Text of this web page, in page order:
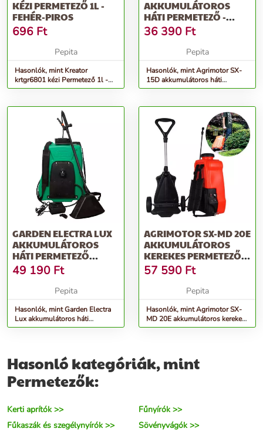
KÉZI PERMETEZŐ 1L -
FEHÉR-PIROS
696 Ft
Pepita
Hasonlók, mint Kreator
krtgr6801 kézi Permetező 1l -
fehér-piros
AKKUMULÁTOROS
HÁTI PERMETEZŐ -
NARANCSSÁRGA
36 390 Ft
Pepita
Hasonlók, mint Agrimotor SX-
15D akkumulátoros háti
Permetező - narancssárga
GARDEN ELECTRA LUX
AKKUMULÁTOROS
HÁTI PERMETEZŐ
TANÚSÍTÓ MATRICÁV...
49 190 Ft
Pepita
Hasonlók, mint Garden Electra
Lux akkumulátoros háti
Permetező tanúsító matricáv...
AGRIMOTOR SX-MD 20E
AKKUMULÁTOROS
KEREKES PERMETEZŐ -
NARANCSSÁRGA
57 590 Ft
Pepita
Hasonlók, mint Agrimotor SX-
MD 20E akkumulátoros kerekes
Permetező - narancssárga
Hasonló kategóriák, mint
Permetezők:
Kerti aprítók >>
Fűnyírók >>
Fűkaszák és szegélynyírók >>
Sövényvágók >>